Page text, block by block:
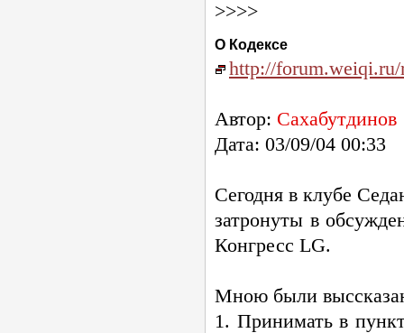
>>>>
О Кодексе
http://forum.weiqi.ru/
Автор: Сахабутдинов
Дата: 03/09/04 00:33
Сегодня в клубе
затронуты в
Конгресс LG.
Мною были
1. Принимать в